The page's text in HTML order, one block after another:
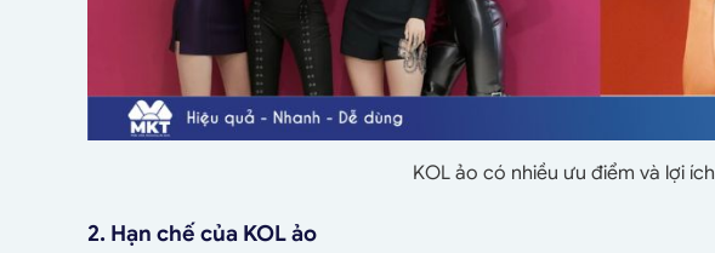
KOL ảo có nhiều ưu điểm và lợi ích
2. Hạn chế của KOL ảo